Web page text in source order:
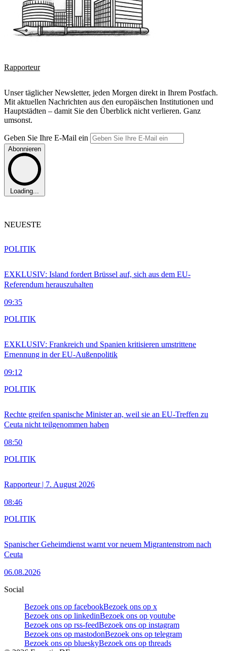
Rapporteur
Unser täglicher Newsletter, jeden Morgen direkt in Ihrem Postfach.
Mit aktuellen Nachrichten aus den europäischen Institutionen und
Hauptstädten – damit Sie den Überblick nicht verlieren. Ganz
umsonst.
Geben Sie Ihre E-Mail ein
Abonnieren
Loading...
NEUESTE
EXKLUSIV: Island fordert Brüssel auf, sich aus dem EU-
Referendum herauszuhalten
09:35
POLITIK
EXKLUSIV: Frankreich und Spanien kritisieren umstrittene
Ernennung in der EU-Außenpolitik
09:12
POLITIK
Rechte greifen spanische Minister an, weil sie an EU-Treffen zu
Ceuta nicht teilgenommen haben
08:50
POLITIK
Rapporteur | 7. August 2026
08:46
POLITIK
Spanischer Geheimdienst warnt vor neuem Migrantenstrom nach
Ceuta
06.08.2026
POLITIK
Social
Bezoek ons op facebookBezoek ons op x
Bezoek ons op linkedinBezoek ons op youtube
Bezoek ons op rss-feedBezoek ons op instagram
Bezoek ons op mastodonBezoek ons op telegram
Bezoek ons op blueskyBezoek ons op threads